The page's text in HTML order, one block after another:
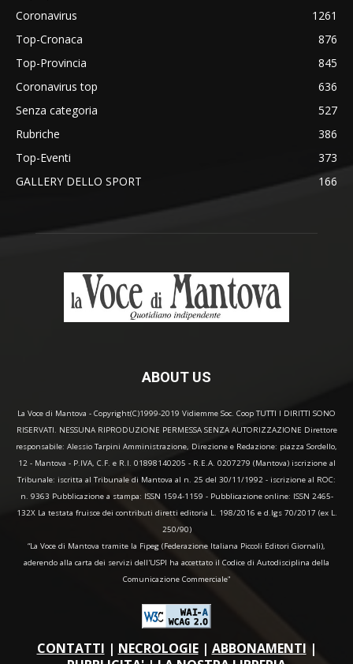
Coronavirus
1261
Top-Cronaca
876
Top-Provincia
845
Coronavirus top
636
Senza categoria
527
Rubriche
386
Top-Eventi
373
GALLERY DELLO SPORT
166
ABOUT US
La Voce di Mantova - Copyright(C)1999-2019 Vidiemme Soc. Coop TUTTI I DIRITTI SONO
RISERVATI. NESSUNA RIPRODUZIONE PERMESSA SENZA AUTORIZZAZIONE Direttore
responsabile: Alessio Tarpini Amministrazione, Direzione e Redazione: piazza Sordello,
12 - Mantova - P.IVA, C.F. e R.I. 01898140205 - R.E.A. 0207279 (Mantova) iscrizione al
Tribunale: iscritta al Tribunale di Mantova al n. 25 del 30/11/1992 - iscrizione al ROC:
n. 9363 Pubblicazione a stampa: ISSN 1594-1159 - Pubblicazione online: ISSN 2465-
132X La testata fruisce dei contributi diretti editoria L. 198/2016 e d.lgs 70/2017 (ex L.
250/90)
“La Voce di Mantova tramite la Fipeg (Federazione Italiana Piccoli Editori Giornali),
aderendo alla carta dei servizi dell'USPI ha accettato il Codice di Autodisciplina della
Comunicazione Commerciale"
CONTATTI | NECROLOGIE| ABBONAMENTI |